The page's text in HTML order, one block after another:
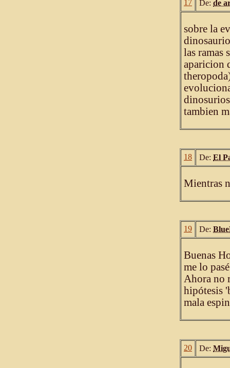
17 De: de
sobre la
las ramas
aparicion
tambien
18 De: El
Mientras
19 De:
Buenas
me lo
Ahora no
hipótesis
mala
20 De: